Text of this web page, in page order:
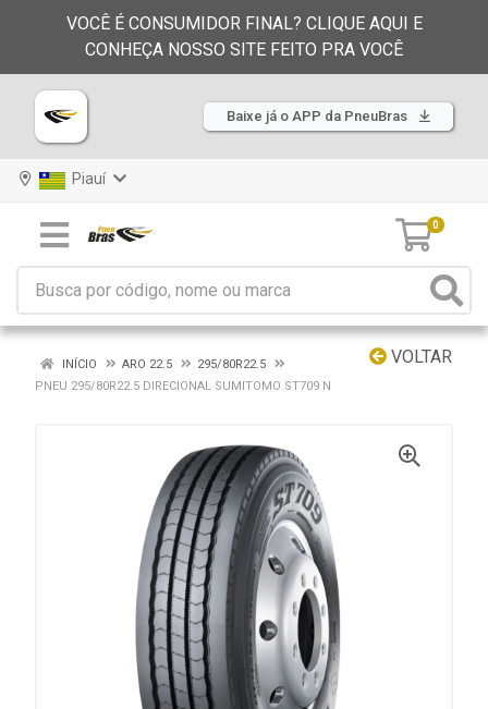
VOCÊ É CONSUMIDOR FINAL? CLIQUE AQUI E
CONHEÇA NOSSO SITE FEITO PRA VOCÊ
Baixe já o APP da PneuBras
Piauí
0
VOLTAR
INÍCIO ARO 22.5
295/80R22.5
PNEU 295/80R22.5 DIRECIONAL SUMITOMO ST709 N